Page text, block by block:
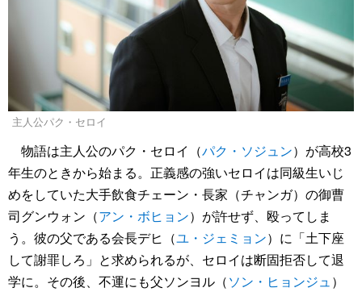
主人公パク・セロイ
物語は主人公のパク・セロイ（パク・ソジュン）が高校3
年生のときから始まる。正義感の強いセロイは同級生いじ
めをしていた大手飲食チェーン・長家（チャンガ）の御曹
司グンウォン（アン・ボヒョン）が許せず、殴ってしま
う。彼の父である会長デヒ（ユ・ジェミョン）に「土下座
して謝罪しろ」と求められるが、セロイは断固拒否して退
学に。その後、不運にも父ソンヨル（ソン・ヒョンジュ）